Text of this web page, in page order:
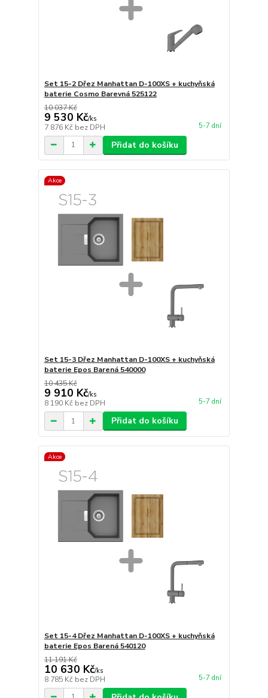
Set 15-2 Dřez Manhattan D-100XS + kuchyňská
baterie Cosmo Barevná 525122
10 037 Kč
9 530 Kč/ks
7 876 Kč bez DPH 5-7 dní
Přidat do košíku
Akce
Set 15-3 Dřez Manhattan D-100XS + kuchyňská
baterie Epos Barená 540000
10 435 Kč
9 910 Kč/ks
8 190 Kč bez DPH 5-7 dní
Přidat do košíku
Akce
Set 15-4 Dřez Manhattan D-100XS + kuchyňská
baterie Epos Barená 540120
11 191 Kč
10 630 Kč/ks
8 785 Kč bez DPH 5-7 dní